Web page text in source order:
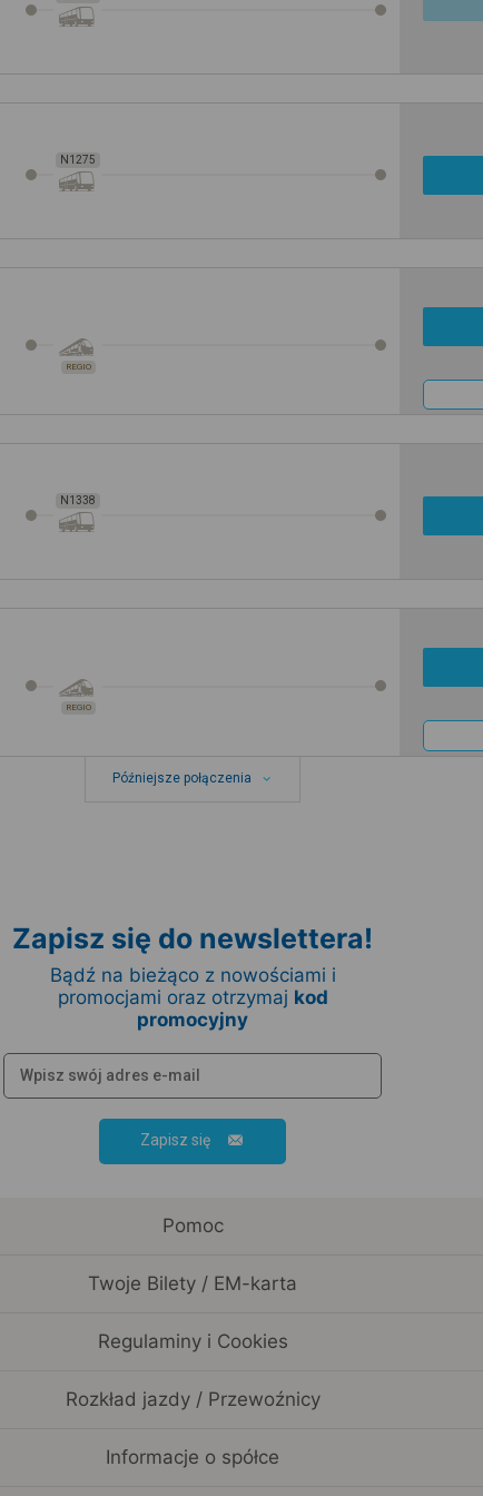
N1275
REGIO
N1338
REGIO
Późniejsze połączenia
Zapisz się do newslettera!
Bądź na bieżąco z nowościami i
promocjami oraz otrzymaj kod
promocyjny
Zapisz się
Pomoc
Twoje Bilety / EM-karta
Regulaminy i Cookies
Rozkład jazdy / Przewoźnicy
Informacje o spółce